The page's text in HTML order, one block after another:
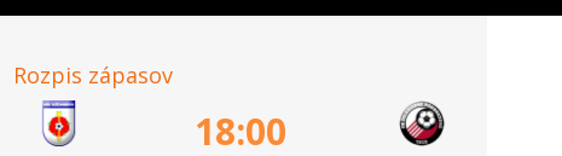
Rozpis zápasov
18:00